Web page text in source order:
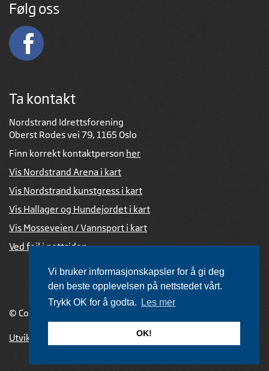
Vi bruker informasjonskapsler for å gi deg
den beste opplevelsen på nettstedet vårt.
Trykk OK for å godta.
Les mer
OK!
Følg oss
Ta kontakt
Nordstrand Idrettsforening
Oberst Rodes vei 79, 1165 Oslo
Finn korrekt kontaktperson her
Vis Nordstrand Arena i kart
Vis Nordstrand kunstgress i kart
Vis Hallager og Hundejordet i kart
Vis Mosseveien / Vannsport i kart
Ved feil i nettsiden
© Copyright 2026 |
Utviklet av Netlab publiseres med eRedaktør